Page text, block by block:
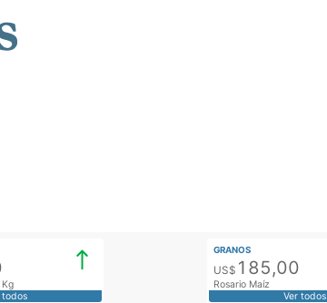
todos
GRANOS
US$ 185,00
Rosario Maíz
Ver todos